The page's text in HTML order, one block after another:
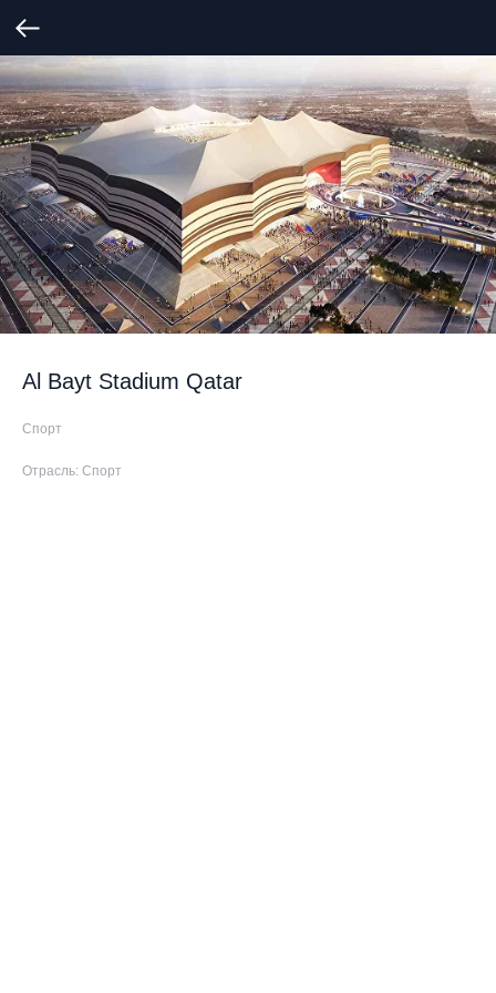
Al Bayt Stadium Qatar
Спорт
Отрасль: Спорт